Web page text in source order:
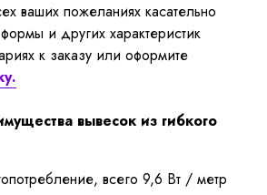
ваших пожеланиях касательно
и других характеристик
к заказу или оформите
вывесок из гибкого
всего 9,6 Вт / метр